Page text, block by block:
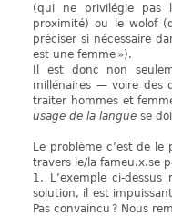
(qui ne privilégie pas
proximité) ou le wolof
préciser si nécessaire
est une femme »).
Il est donc non
millénaires — voire des
traiter hommes et
usage de la langue se
Le problème c’est de
travers le/la fameu.x.se
1. L’exemple ci-
solution, il est
Pas convaincu ? Nous